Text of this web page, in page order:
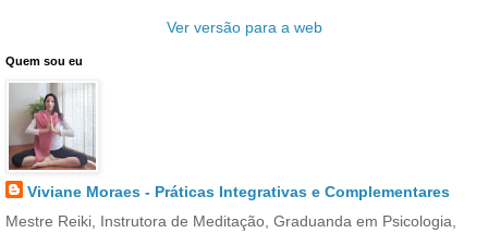
Ver versão para a web
Quem sou eu
Viviane Moraes - Práticas Integrativas e Complementares
Mestre Reiki, Instrutora de Meditação, Graduanda em Psicologia,